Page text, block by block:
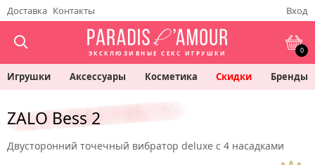
Доставка Контакты Вход
ЭКСКЛЮЗИВНЫЕ СЕКС ИГРУШКИ 0
Игрушки Аксессуары Косметика Скидки Бренды
ZALO Bess 2
Двусторонний точечный вибратор deluxe с 4 насадками